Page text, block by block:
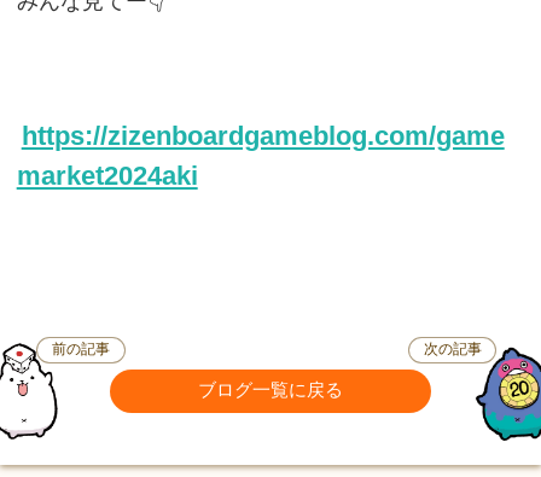
https://zizenboardgameblog.com/game
market2024aki
前の記事
ブログ一覧に戻る
次の記事